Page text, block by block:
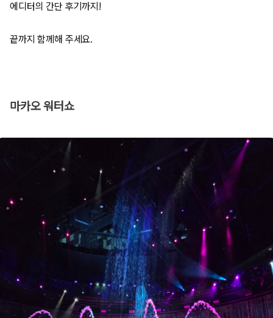
에디터의 간단 후기까지!
끝까지 함께해 주세요.
마카오 워터쇼